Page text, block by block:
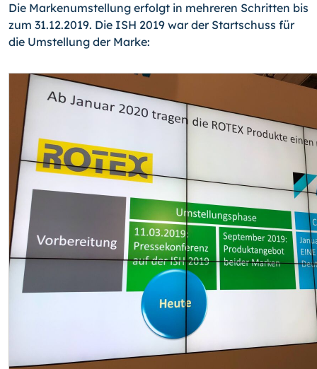
Die Markenumstellung erfolgt in mehreren Schritten bis
zum 31.12.2019. Die ISH 2019 war der Startschuss für
die Umstellung der Marke: